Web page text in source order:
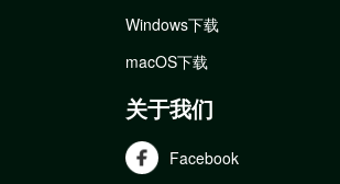
Windows下载
macOS下载
关于我们
Facebook